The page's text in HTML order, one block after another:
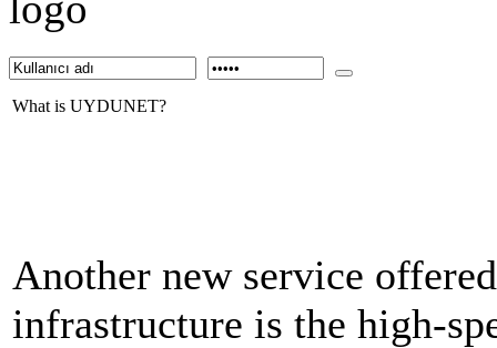
What is UYDUNET?
Another new service
infrastructure is the high-